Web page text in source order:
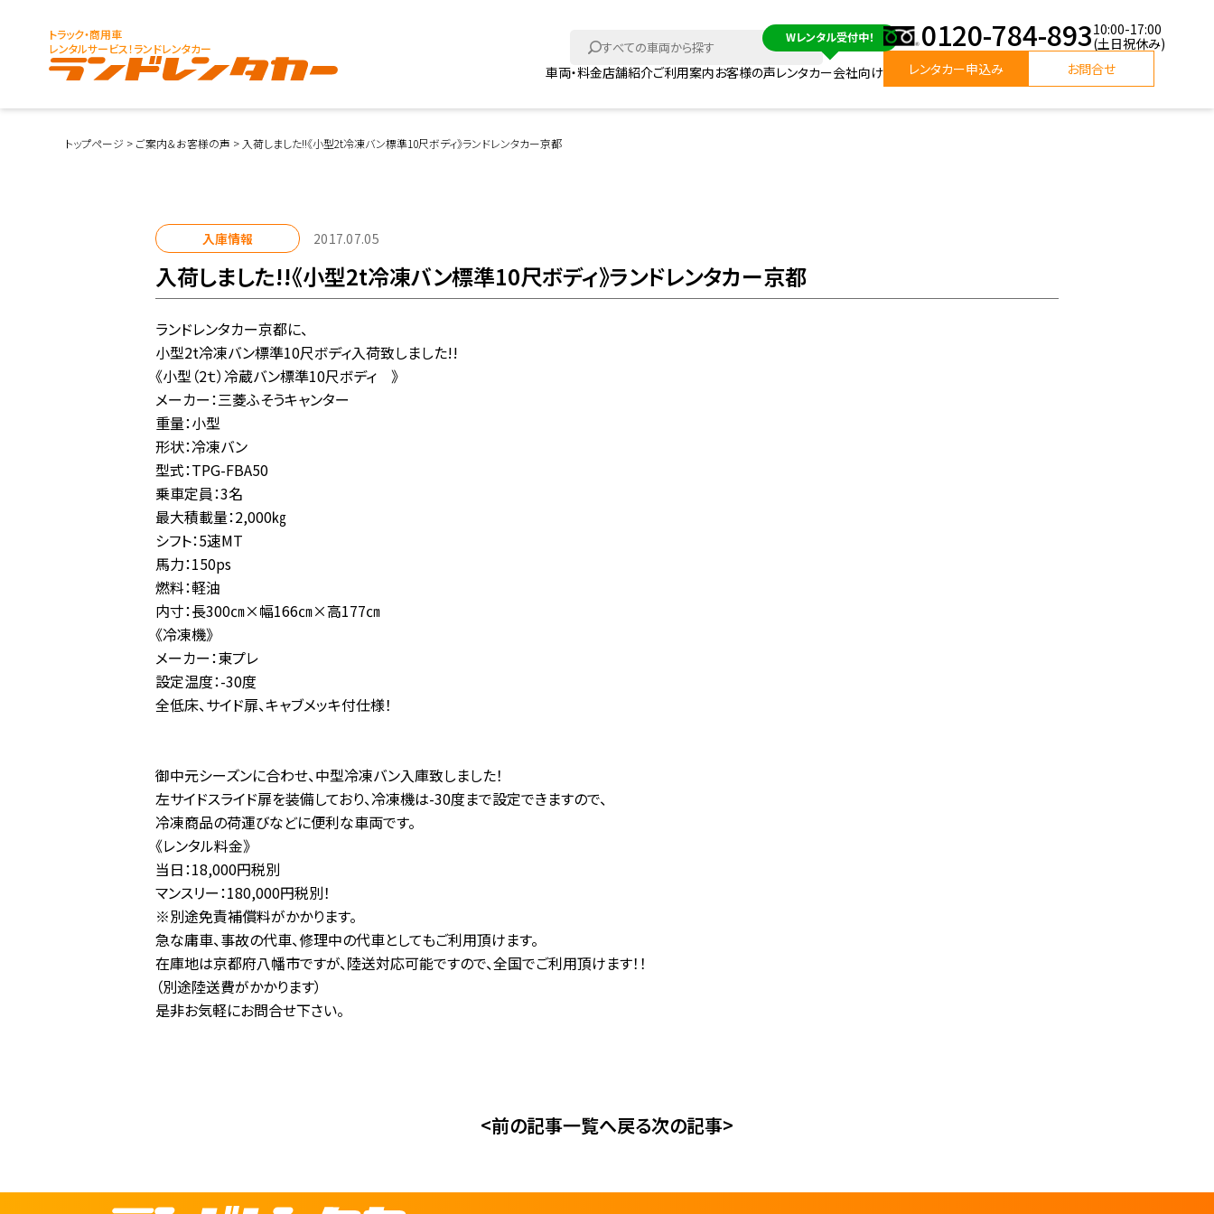
トラック・商用車
レンタルサービス！ランドレンタカー
車両・料金店舗紹介ご利用案内お客様の声レンタカー会社向け
0120-784-89310:00-17:00
(土日祝休み)
レンタカー申込み
お問合せ
トップページ > ご案内＆お客様の声 > 入荷しました!!《小型2t冷凍バン標準10尺ボディ》ランドレンタカー京都
入庫情報 2017.07.05
入荷しました!!《小型2t冷凍バン標準10尺ボディ》ランドレンタカー京都
ランドレンタカー京都に、
小型2t冷凍バン標準10尺ボディ入荷致しました!!
《小型（2ｔ）冷蔵バン標準10尺ボディ 》
メーカー：三菱ふそうキャンター
重量：小型
形状：冷凍バン
型式：TPG-FBA50
乗車定員：3名
最大積載量：2,000㎏
シフト：5速MT
馬力：150ps
燃料：軽油
内寸：長300㎝×幅166㎝×高177㎝
《冷凍機》
メーカー：東プレ
設定温度：-30度
全低床、サイド扉、キャブメッキ付仕様！
御中元シーズンに合わせ、中型冷凍バン入庫致しました！
左サイドスライド扉を装備しており、冷凍機は-30度まで設定できますので、
冷凍商品の荷運びなどに便利な車両です。
《レンタル料金》
当日：18,000円税別
マンスリー：180,000円税別！
※別途免責補償料がかかります。
急な庸車、事故の代車、修理中の代車としてもご利用頂けます。
在庫地は京都府八幡市ですが、陸送対応可能ですので、全国でご利用頂けます！！
（別途陸送費がかかります）
是非お気軽にお問合せ下さい。
<前の記事一覧へ戻る次の記事>